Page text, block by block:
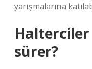
yarışmalarına
sürer?